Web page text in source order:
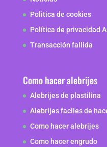
Politica de cookies
Política de privacidad
Transacción fallida
Como hacer alebrijes
Alebrijes de plastilina
Alebrijes faciles de
Como hacer alebrijes
Como hacer engrudo